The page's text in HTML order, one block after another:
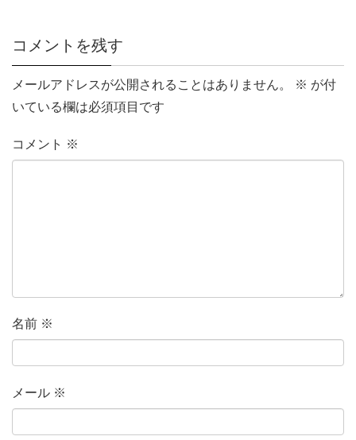
コメントを残す
メールアドレスが公開されることはありません。 ※ が付
いている欄は必須項目です
コメント ※
名前 ※
メール ※